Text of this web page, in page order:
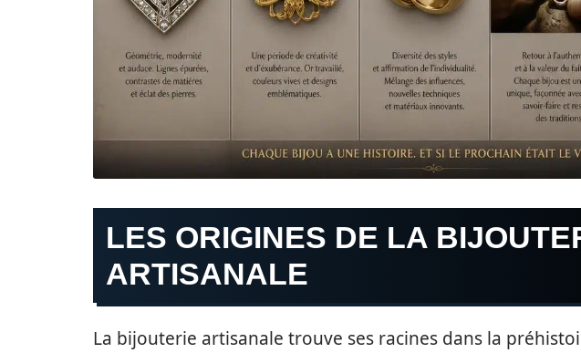
LES ORIGINES DE LA
ARTISANALE
La bijouterie artisanale trouve ses racines dans la